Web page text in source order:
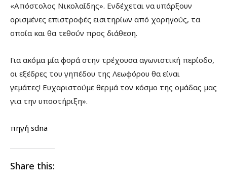
«Απόστολος Νικολαΐδης». Ενδέχεται να υπάρξουν
ορισμένες επιστροφές εισιτηρίων από χορηγούς, τα
οποία και θα τεθούν προς διάθεση.
Για ακόμα μία φορά στην τρέχουσα αγωνιστική περίοδο,
οι εξέδρες του γηπέδου της Λεωφόρου θα είναι
γεμάτες! Ευχαριστούμε θερμά τον κόσμο της ομάδας μας
για την υποστήριξη».
πηγή sdna
Share this: